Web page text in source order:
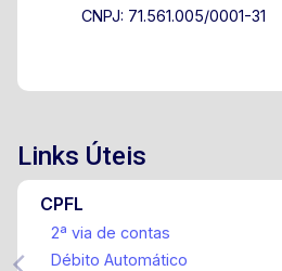
CNPJ: 71.561.005/0001-31
Links Úteis
CPFL
2ª via de contas
Débito Automático